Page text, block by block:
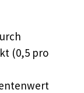
(0,5 pro